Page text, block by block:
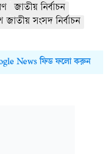
জাতীয় নির্বাচন
জাতীয় সংসদ নির্বাচন
News ফিড ফলো করুন